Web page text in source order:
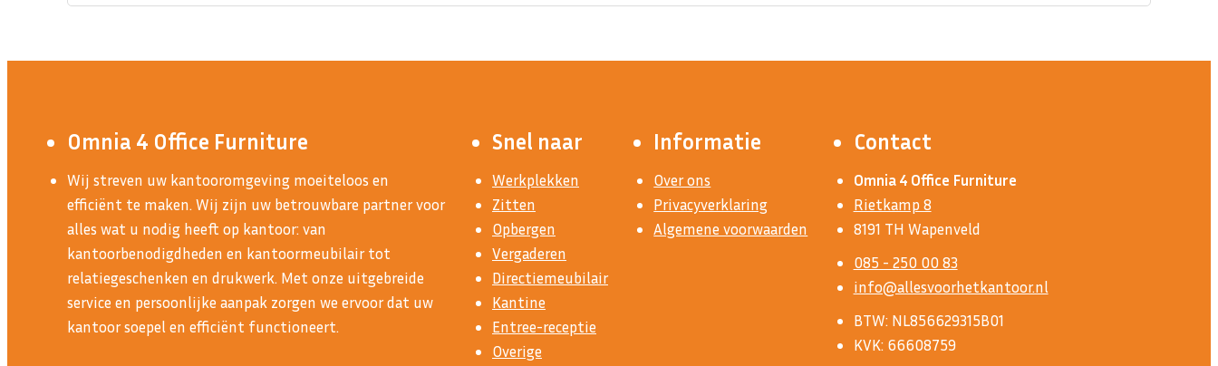
Omnia 4 Office Furniture
Wij streven uw kantooromgeving moeiteloos en
efficiënt te maken. Wij zijn uw betrouwbare partner voor
alles wat u nodig heeft op kantoor: van
kantoorbenodigdheden en kantoormeubilair tot
relatiegeschenken en drukwerk. Met onze uitgebreide
service en persoonlijke aanpak zorgen we ervoor dat uw
kantoor soepel en efficiënt functioneert.
Snel naar
Werkplekken
Zitten
Opbergen
Vergaderen
Directiemeubilair
Kantine
Entree-receptie
Overige
Informatie
Over ons
Privacyverklaring
Algemene voorwaarden
Contact
Omnia 4 Office Furniture
Rietkamp 8
8191 TH Wapenveld
085 - 250 00 83
info@allesvoorhetkantoor.nl
BTW: NL856629315B01
KVK: 66608759